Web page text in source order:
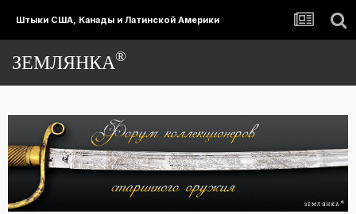
Штыки США, Канады и Латинской Америки
ЗЕМЛЯНКА®